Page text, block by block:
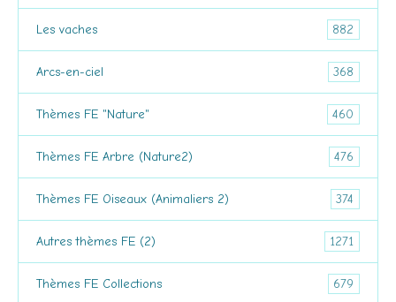
Les vaches 882
Arcs-en-ciel 368
Thèmes FE "Nature" 460
Thèmes FE Arbre (Nature2) 476
Thèmes FE Oiseaux (Animaliers 2) 374
Autres thèmes FE (2) 1271
Thèmes FE Collections 679